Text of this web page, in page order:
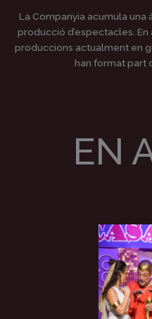
La Companyia acumula
producció d’espectacles.
produccions actualment en
han format part
EN